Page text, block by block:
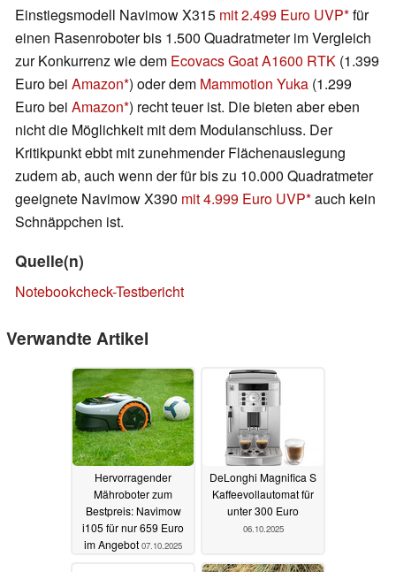
Einstiegsmodell Navimow X315 mit 2.499 Euro UVP für
einen Rasenroboter bis 1.500 Quadratmeter im Vergleich
zur Konkurrenz wie dem Ecovacs Goat A1600 RTK (1.399
Euro bei Amazon ) oder dem Mammotion Yuka (1.299
Euro bei Amazon ) recht teuer ist. Die bieten aber eben
nicht die Möglichkeit mit dem Modulanschluss. Der
Kritikpunkt ebbt mit zunehmender Flächenauslegung
zudem ab, auch wenn der für bis zu 10.000 Quadratmeter
geeignete Navimow X390 mit 4.999 Euro UVP auch kein
Schnäppchen ist.
Quelle(n)
Notebookcheck-Testbericht
Verwandte Artikel
Hervorragender
Mähroboter zum
Bestpreis: Navimow
i105 für nur 659 Euro
im Angebot 07.10.2025
DeLonghi Magnifica S
Kaffeevollautomat für
unter 300 Euro
06.10.2025